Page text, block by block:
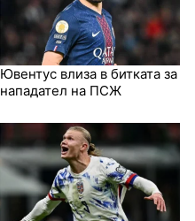
Ювентус влиза в битката за
нападател на ПСЖ